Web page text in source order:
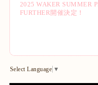
2025 WAKER SUMMER
FURTHER開催決定！
Select Language ▼